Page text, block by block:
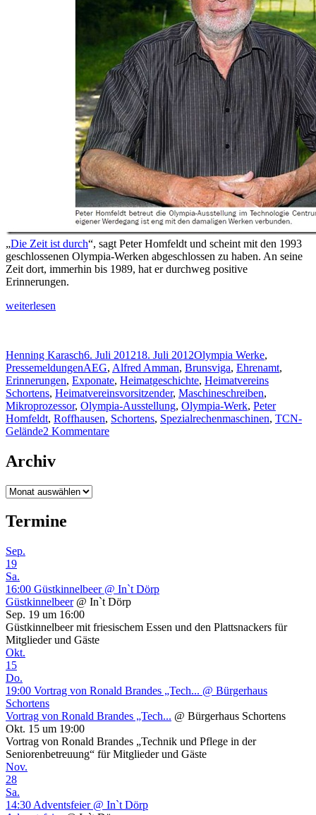
„Die Zeit ist durch“, sagt Peter Homfeldt und scheint mit den 1993
geschlossenen Olympia-Werken abgeschlossen zu haben. An seine
Zeit dort, immerhin bis 1989, hat er durchweg positive
Erinnerungen.
„Gute
Zeit
bei
Olympia“
weiterlesen
Autor
Henning KaraschVeröffentlicht
am
6. Juli 201218. Juli 2012Kategorien
Olympia Werke,
PressemeldungenSchlagwörter
AEG, Alfred Amman, Brunsviga, Ehrenamt,
Erinnerungen, Exponate, Heimatgeschichte, Heimatvereins
Schortens, Heimatvereinsvorsitzender, Maschineschreiben,
Mikroprozessor, Olympia-Ausstellung, Olympia-Werk, Peter
Homfeldt, Roffhausen, Schortens, Spezialrechenmaschinen, TCN-
Gelände2 Kommentarezu
Archiv
Archiv
Termine
Sep.
19
Sa.
16:00 Güstkinnelbeer @ In`t Dörp
Güstkinnelbeer @ In`t Dörp
Sep. 19 um 16:00
Güstkinnelbeer mit friesischem Essen und den Plattsnackers für
Mitglieder und Gäste
Okt.
15
Do.
19:00 Vortrag von Ronald Brandes „Tech... @ Bürgerhaus
Schortens
Vortrag von Ronald Brandes „Tech... @ Bürgerhaus Schortens
Okt. 15 um 19:00
Vortrag von Ronald Brandes „Technik und Pflege in der
Seniorenbetreuung“ für Mitglieder und Gäste
Nov.
28
Sa.
14:30 Adventsfeier @ In`t Dörp